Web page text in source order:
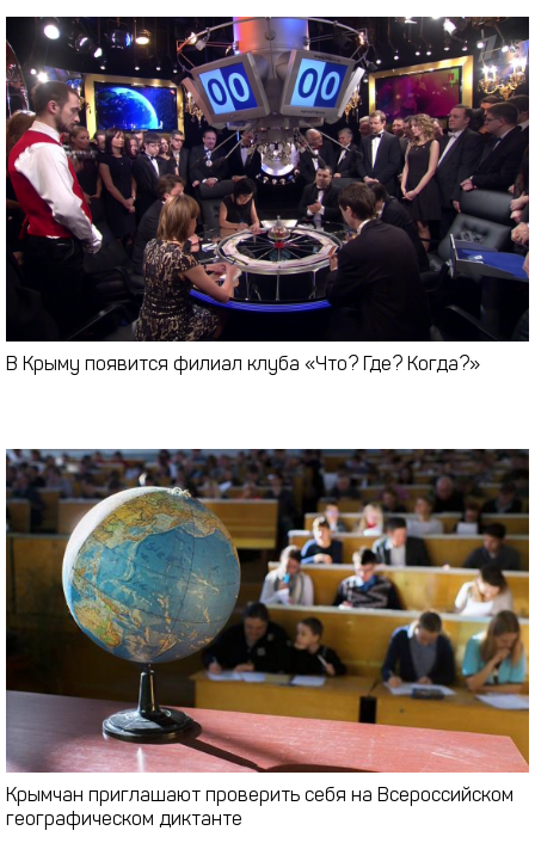
В Крыму появится филиал клуба «Что? Где? Когда?»
Крымчан приглашают проверить себя на Всероссийском
географическом диктанте